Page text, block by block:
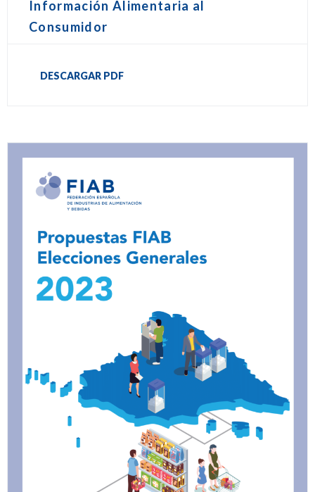
Información Alimentaria al
Consumidor
DESCARGAR PDF